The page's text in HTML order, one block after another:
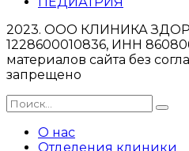
2023. ООО КЛИНИКА
1228600010836, ИНН
материалов сайта без
запрещено
О нас
Отделения клиники